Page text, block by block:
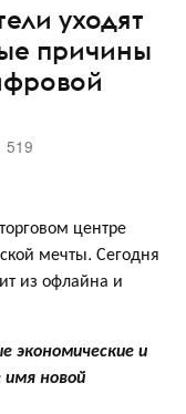
уходят
причины
519
центре
мечты. Сегодня
из офлайна и
и
имя новой